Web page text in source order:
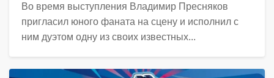
Во время выступления Владимир Пресняков
пригласил юного фаната на сцену и исполнил с
ним дуэтом одну из своих известных...